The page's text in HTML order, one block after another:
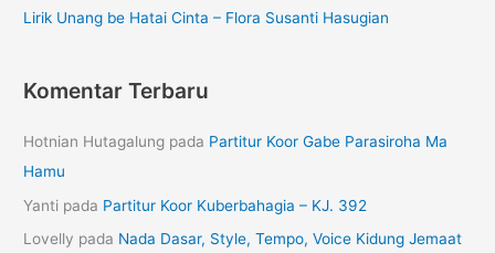
Lirik Unang be Hatai Cinta – Flora Susanti Hasugian
Komentar Terbaru
Hotnian Hutagalung pada Partitur Koor Gabe Parasiroha Ma
Hamu
Yanti pada Partitur Koor Kuberbahagia – KJ. 392
Lovelly pada Nada Dasar, Style, Tempo, Voice Kidung Jemaat